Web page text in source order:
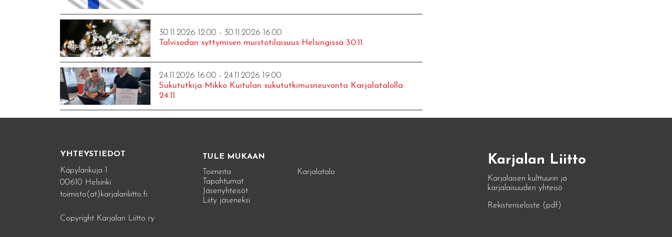
30.11.2026 12:00 - 30.11.2026 16:00
Talvisodan syttymisen muistotilaisuus Helsingissä 30.11.
24.11.2026 16:00 - 24.11.2026 19:00
Sukututkija Mikko Kuitulan sukututkimusneuvonta Karjalatalolla
24.11.
YHTEYSTIEDOT
Käpylänkuja 1
00610 Helsinki
toimisto(at)karjalanliitto.fi
Copyright Karjalan Liitto ry
TULE MUKAAN
Toiminta
Tapahtumat
Jäsenyhteisöt
Liity jäseneksi
Karjalatalo
Karjalan Liitto
Karjalaisen kulttuurin ja
karjalaisuuden yhteisö
Rekisteriseloste (pdf)